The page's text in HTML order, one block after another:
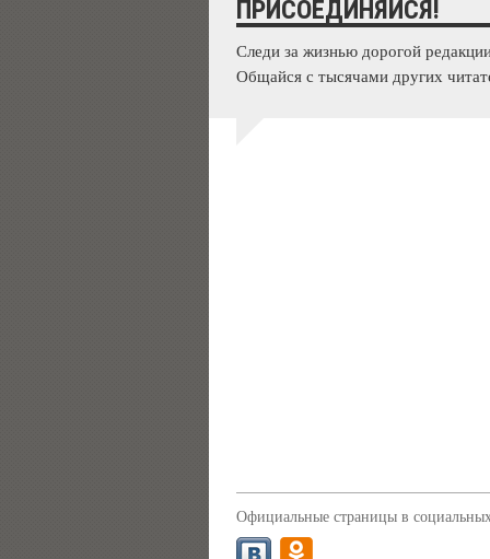
ПРИСОЕДИНЯЙСЯ!
Следи за жизнью дорогой
Общайся с тысячами других
Официальные страницы в социальных